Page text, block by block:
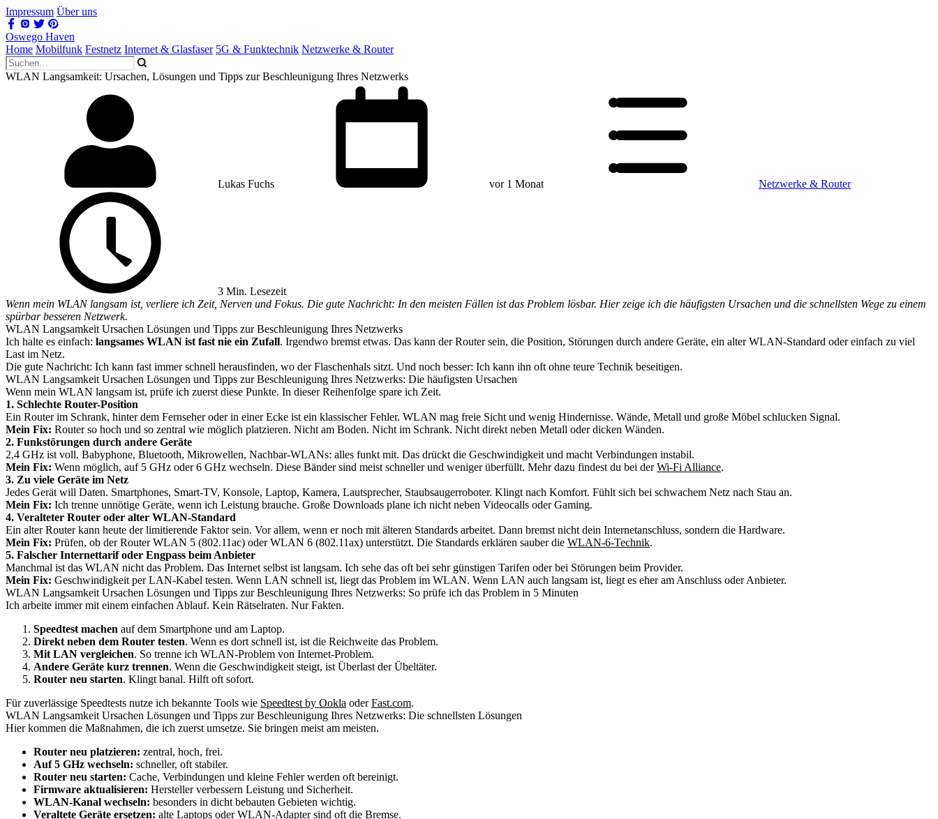
Impressum Über uns
Oswego Haven
Home Mobilfunk Festnetz Internet & Glasfaser 5G & Funktechnik Netzwerke & Router
WLAN Langsamkeit: Ursachen, Lösungen und Tipps zur Beschleunigung Ihres Netzwerks
Lukas Fuchs vor 1 Monat Netzwerke & Router
3 Min. Lesezeit
Wenn mein WLAN langsam ist, verliere ich Zeit, Nerven und Fokus. Die gute Nachricht: In den meisten Fällen ist das Problem lösbar. Hier zeige ich die häufigsten Ursachen und die schnellsten Wege zu einem
spürbar besseren Netzwerk.
WLAN Langsamkeit Ursachen Lösungen und Tipps zur Beschleunigung Ihres Netzwerks
Ich halte es einfach: langsames WLAN ist fast nie ein Zufall. Irgendwo bremst etwas. Das kann der Router sein, die Position, Störungen durch andere Geräte, ein alter WLAN-Standard oder einfach zu viel
Last im Netz.
Die gute Nachricht: Ich kann fast immer schnell herausfinden, wo der Flaschenhals sitzt. Und noch besser: Ich kann ihn oft ohne teure Technik beseitigen.
WLAN Langsamkeit Ursachen Lösungen und Tipps zur Beschleunigung Ihres Netzwerks: Die häufigsten Ursachen
Wenn mein WLAN langsam ist, prüfe ich zuerst diese Punkte. In dieser Reihenfolge spare ich Zeit.
1. Schlechte Router-Position
Ein Router im Schrank, hinter dem Fernseher oder in einer Ecke ist ein klassischer Fehler. WLAN mag freie Sicht und wenig Hindernisse. Wände, Metall und große Möbel schlucken Signal.
Mein Fix: Router so hoch und so zentral wie möglich platzieren. Nicht am Boden. Nicht im Schrank. Nicht direkt neben Metall oder dicken Wänden.
2. Funkstörungen durch andere Geräte
2,4 GHz ist voll. Babyphone, Bluetooth, Mikrowellen, Nachbar-WLANs: alles funkt mit. Das drückt die Geschwindigkeit und macht Verbindungen instabil.
Mein Fix: Wenn möglich, auf 5 GHz oder 6 GHz wechseln. Diese Bänder sind meist schneller und weniger überfüllt. Mehr dazu findest du bei derWi-Fi Alliance.
3. Zu viele Geräte im Netz
Jedes Gerät will Daten. Smartphones, Smart-TV, Konsole, Laptop, Kamera, Lautsprecher, Staubsaugerroboter. Klingt nach Komfort. Fühlt sich bei schwachem Netz nach Stau an.
Mein Fix: Ich trenne unnötige Geräte, wenn ich Leistung brauche. Große Downloads plane ich nicht neben Videocalls oder Gaming.
4. Veralteter Router oder alter WLAN-Standard
Ein alter Router kann heute der limitierende Faktor sein. Vor allem, wenn er noch mit älteren Standards arbeitet. Dann bremst nicht dein Internetanschluss, sondern die Hardware.
Mein Fix: Prüfen, ob der Router WLAN 5 (802.11ac) oder WLAN 6 (802.11ax) unterstützt. Die Standards erklären sauber die WLAN-6-Technik.
5. Falscher Internettarif oder Engpass beim Anbieter
Manchmal ist das WLAN nicht das Problem. Das Internet selbst ist langsam. Ich sehe das oft bei sehr günstigen Tarifen oder bei Störungen beim Provider.
Mein Fix: Geschwindigkeit per LAN-Kabel testen. Wenn LAN schnell ist, liegt das Problem im WLAN. Wenn LAN auch langsam ist, liegt es eher am Anschluss oder Anbieter.
WLAN Langsamkeit Ursachen Lösungen und Tipps zur Beschleunigung Ihres Netzwerks: So prüfe ich das Problem in 5 Minuten
Ich arbeite immer mit einem einfachen Ablauf. Kein Rätselraten. Nur Fakten.
Speedtest machen auf dem Smartphone und am Laptop.
Direkt neben dem Router testen. Wenn es dort schnell ist, ist die Reichweite das Problem.
Mit LAN vergleichen. So trenne ich WLAN-Problem von Internet-Problem.
Andere Geräte kurz trennen. Wenn die Geschwindigkeit steigt, ist Überlast der Übeltäter.
Router neu starten. Klingt banal. Hilft oft sofort.
Für zuverlässige Speedtests nutze ich bekannte Tools wie Speedtest by Ookla oderFast.com.
WLAN Langsamkeit Ursachen Lösungen und Tipps zur Beschleunigung Ihres Netzwerks: Die schnellsten Lösungen
Hier kommen die Maßnahmen, die ich zuerst umsetze. Sie bringen meist am meisten.
Router neu platzieren: zentral, hoch, frei.
Auf 5 GHz wechseln: schneller, oft stabiler.
Router neu starten: Cache, Verbindungen und kleine Fehler werden oft bereinigt.
Firmware aktualisieren: Hersteller verbessern Leistung und Sicherheit.
WLAN-Kanal wechseln: besonders in dicht bebauten Gebieten wichtig.
Veraltete Geräte ersetzen: alte Laptops oder WLAN-Adapter sind oft die Bremse.